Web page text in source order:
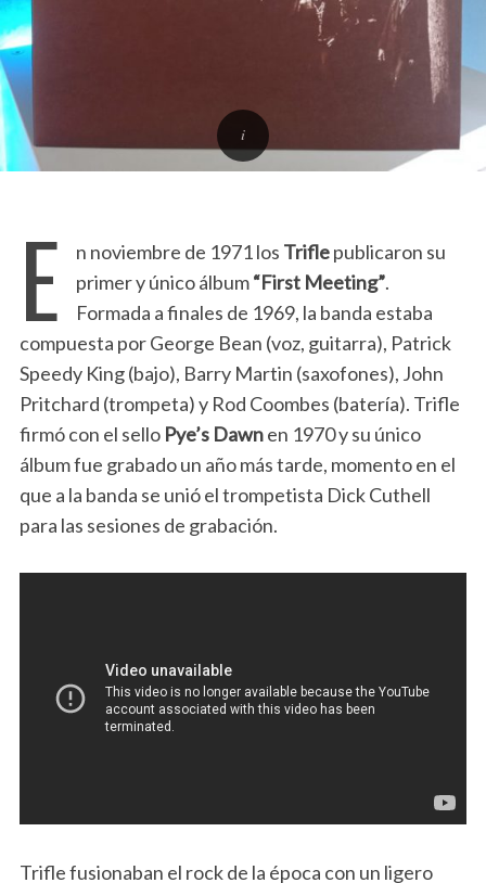
E n noviembre de 1971 los Triflepublicaron su
primer y único álbum“First Meeting”.
Formada a finales de 1969, la banda estaba
compuesta por George Bean (voz, guitarra), Patrick
Speedy King (bajo), Barry Martin (saxofones), John
Pritchard (trompeta) y Rod Coombes (batería). Trifle
firmó con el sello Pye’s Dawnen 1970 y su único
álbum fue grabado un año más tarde, momento en el
que a la banda se unió el trompetista Dick Cuthell
para las sesiones de grabación.
Trifle fusionaban el rock de la época con un ligero